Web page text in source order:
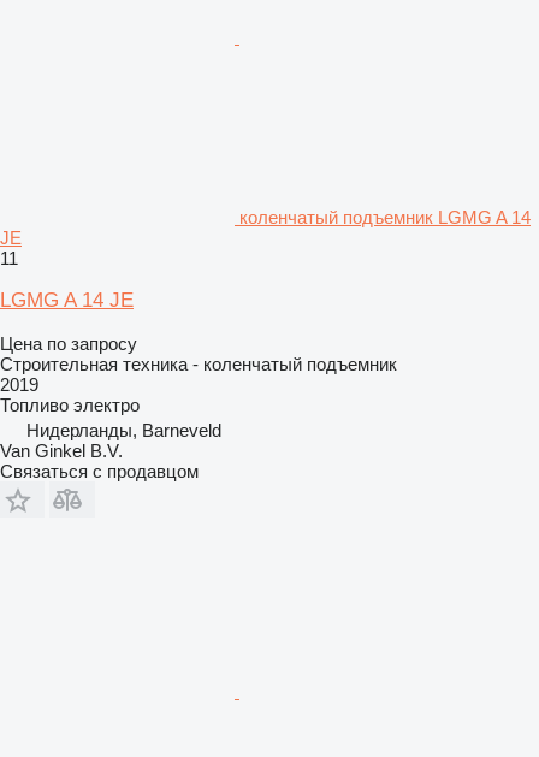
коленчатый подъемник LGMG A 14
JE
11
LGMG A 14 JE
Цена по запросу
Строительная техника - коленчатый подъемник
2019
Топливо электро
Нидерланды, Barneveld
Van Ginkel B.V.
Связаться с продавцом